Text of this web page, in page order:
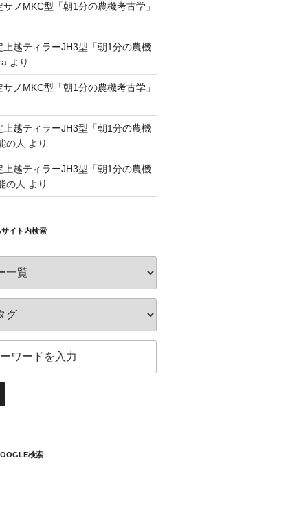
ノMKC型「朝1分の農機考古学」
越ティラーJH3型「朝1分の農機
より
ノMKC型「朝1分の農機考古学」
越ティラーJH3型「朝1分の農機
の人 より
越ティラーJH3型「朝1分の農機
の人 より
イト内検索
検索